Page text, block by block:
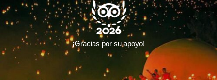
¡Gracias por su apoyo!